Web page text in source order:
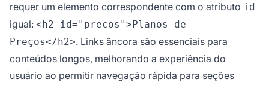
requer um elemento correspondente com o atributo id
igual: <h2 id="precos">Planos de
Preços</h2>. Links âncora são essenciais para
conteúdos longos, melhorando a experiência do
usuário ao permitir navegação rápida para seções